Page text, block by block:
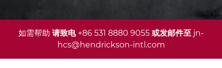
如需帮助 请致电+86 531 8880 9055 或发邮件至 jn-
hcs@hendrickson-intl.com